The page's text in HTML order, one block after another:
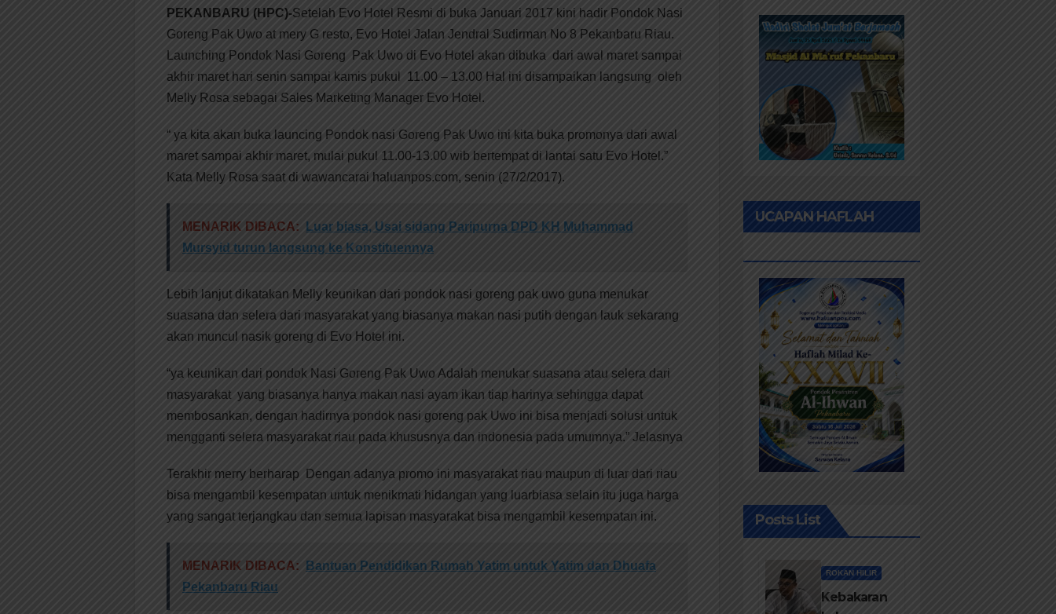
PEKANBARU (HPC)-Setelah Evo Hotel Resmi di buka Januari 2017 kini hadir Pondok Nasi
Goreng Pak Uwo at mery G resto, Evo Hotel Jalan Jendral Sudirman No 8 Pekanbaru Riau.
Launching Pondok Nasi Goreng Pak Uwo di Evo Hotel akan dibuka dari awal maret sampai
akhir maret hari senin sampai kamis pukul 11.00 – 13.00 Hal ini disampaikan langsung oleh
Melly Rosa sebagai Sales Marketing Manager Evo Hotel.
“ ya kita akan buka launcing Pondok nasi Goreng Pak Uwo ini kita buka promonya dari awal
maret sampai akhir maret, mulai pukul 11.00-13.00 wib bertempat di lantai satu Evo Hotel.”
Kata Melly Rosa saat di wawancarai haluanpos.com, senin (27/2/2017).
MENARIK DIBACA:
Luar biasa, Usai sidang Paripurna DPD KH Muhammad
Mursyid turun langsung ke Konstituennya
Lebih lanjut dikatakan Melly keunikan dari pondok nasi goreng pak uwo guna menukar
suasana dan selera dari masyarakat yang biasanya makan nasi putih dengan lauk sekarang
akan muncul nasik goreng di Evo Hotel ini.
“ya keunikan dari pondok Nasi Goreng Pak Uwo Adalah menukar suasana atau selera dari
masyarakat yang biasanya hanya makan nasi ayam ikan tiap harinya sehingga dapat
membosankan, dengan hadirnya pondok nasi goreng pak Uwo ini bisa menjadi solusi untuk
mengganti selera masyarakat riau pada khususnya dan indonesia pada umumnya.” Jelasnya
Terakhir merry berharap Dengan adanya promo ini masyarakat riau maupun di luar dari riau
bisa mengambil kesempatan untuk menikmati hidangan yang luarbiasa selain itu juga harga
yang sangat terjangkau dan semua lapisan masyarakat bisa mengambil kesempatan ini.
MENARIK DIBACA:
Bantuan Pendidikan Rumah Yatim untuk Yatim dan Dhuafa
Pekanbaru Riau
UCAPAN HAFLAH
Posts List
ROKAN HILIR
Kebakaran